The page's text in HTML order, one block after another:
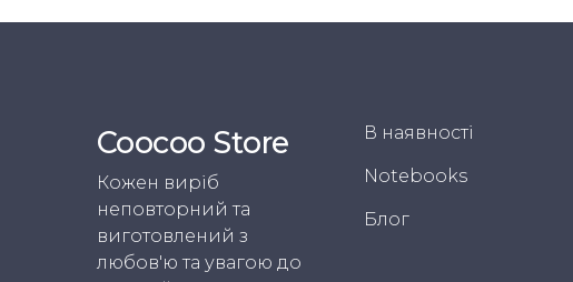
Coocoo Store
Кожен виріб
неповторний та
виготовлений з
любов'ю та увагою до
В наявності
Notebooks
Блог